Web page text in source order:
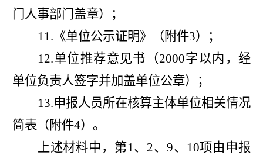
门人事部门盖章）；
11. 《单位公示证明》（附件3）；
12.单位推荐意见书（2000字以内，经
单位负责人签字并加盖单位公章）；
13.申报人员所在核算主体单位相关情况
简表（附件4）。
上述材料中，第1、 2、 9、 10项由申报